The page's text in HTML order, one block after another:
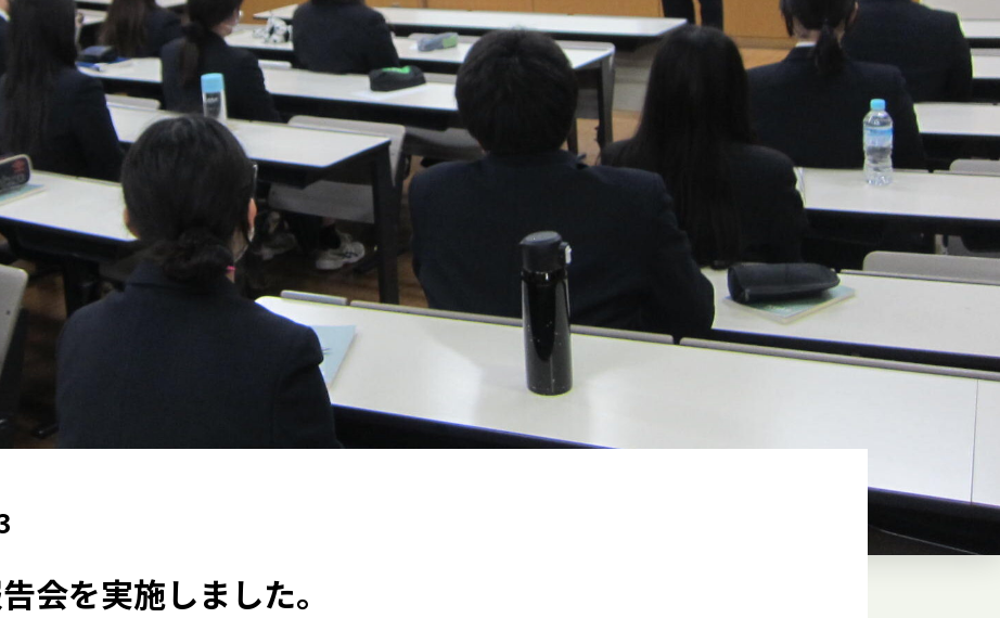
会を実施しました。